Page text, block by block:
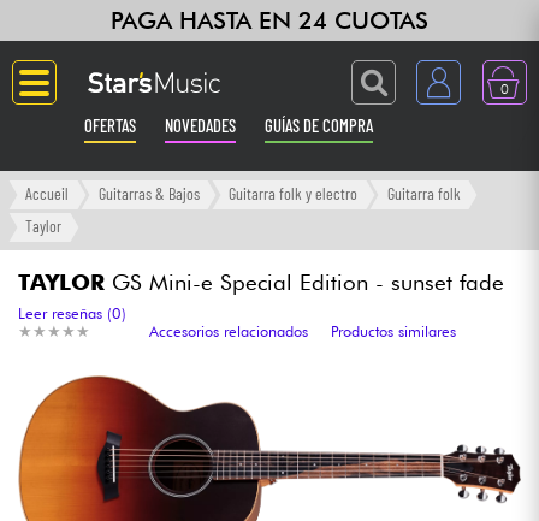
PAGA HASTA EN 24 CUOTAS
0
OFERTAS NOVEDADES GUÍAS DE COMPRA
Langue
Ampli & Efectos
Pianos
Sintetizadores & samplers
Grabación
Accueil Guitarras & Bajos Guitarra folk y electro
Guitarra folk
Taylor
TAYLOR GS Mini-e Special Edition - sunset fade
★ ★ ★ ★ ★
★ ★ ★ ★ ★
Leer reseñas (0)
Accesorios relacionados
Productos similares